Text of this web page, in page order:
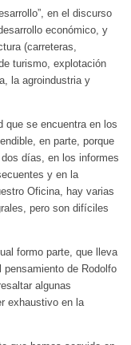
en el discurso
económico, y
(carreteras,
turismo, explotación
la agroindustria y
que se encuentra en los
en parte, porque
días, en los informes
y en la
Oficina, hay varias
pero son difíciles
formo parte, que lleva
pensamiento de Rodolfo
algunas
exhaustivo en la